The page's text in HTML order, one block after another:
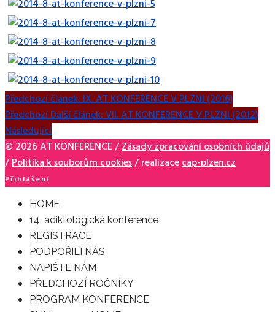
Předchozí článek: IX. AT KONFERENCE V PLZNI (2016)
PředchozíDalší článek: VII. AT KONFERENCE V PLZNI (2012)
Následující
© 2026 AT KONFERENCE /Zásady zpracování osobních údajů
/Politika k souborům cookies/ realizacecap-plzen.cz
Přihlášení
HOME
14. adiktologická konference
REGISTRACE
PODPOŘILI NÁS
NAPIŠTE NÁM
PŘEDCHOZÍ ROČNÍKY
PROGRAM KONFERENCE